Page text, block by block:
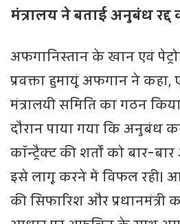
मंत्रालय ने बताई अनुबंध
अफगानिस्तान के खान एवं
प्रवक्ता हुमायूं अफगान ने
मंत्रालयी समिति का गठन
दौरान पाया गया कि अनुबंध
कॉन्ट्रैक्ट की शर्तों को बार-
इसे लागू करने में विफल रही।
की सिफारिश और